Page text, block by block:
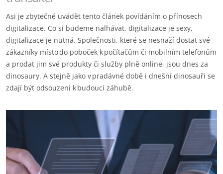
Asi je zbytečné uvádět tento článek povídáním o přínosech
digitalizace. Co si budeme nalhávat, digitalizace je sexy,
digitalizace je nutná. Společnosti, které se nesnaží dostat své
zákazníky místo do poboček k počítačům či mobilním telefonům
a prodat jim své produkty či služby plně online, jsou dnes za
dinosaury. A stejně jako v pradávné době i dnešní dinosauři se
zdají být odsouzeni k budoucí záhubě.